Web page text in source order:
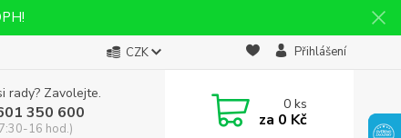
CZK Přihlášení
rady? Zavolejte.
350 600
16 hod.)
0ks
za 0 Kč